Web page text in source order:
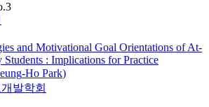
and Motivational Goal Orientations of At-
Students : Implications for Practice
-Ho Park)
발학회